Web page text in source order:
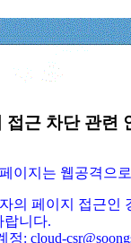
접근 차단 관련
이지는 웹공격으
의 페이지 접근인
랍니다.
정: cloud-